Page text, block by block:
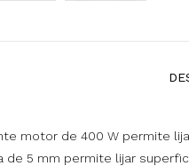
motor de 400 W permite
de 5 mm permite lijar